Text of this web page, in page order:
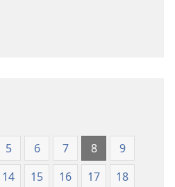
5 6 7 8
9
14 15 16 17
18